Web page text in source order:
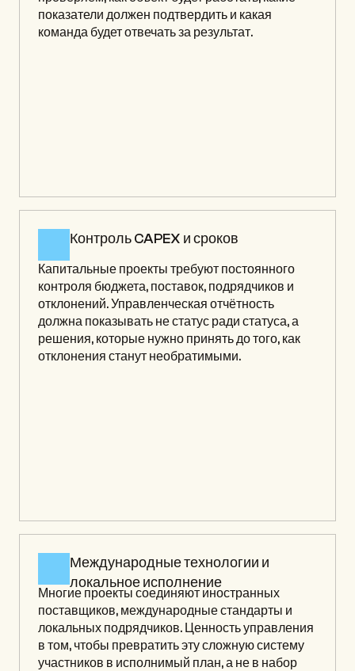
показатели должен подтвердить и какая
команда будет отвечать за результат.
Контроль CAPEX и сроков
Капитальные проекты требуют постоянного
контроля бюджета, поставок, подрядчиков и
отклонений. Управленческая отчётность
должна показывать не статус ради статуса, а
решения, которые нужно принять до того, как
отклонения станут необратимыми.
Международные технологии и
локальное исполнение
Многие проекты соединяют иностранных
поставщиков, международные стандарты и
локальных подрядчиков. Ценность управления
в том, чтобы превратить эту сложную систему
участников в исполнимый план, а не в набор